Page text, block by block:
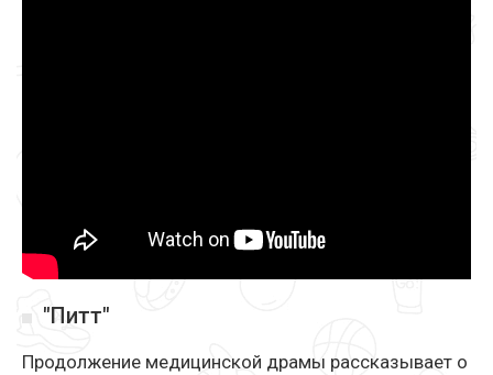
"Питт"
Продолжение медицинской драмы рассказывает о